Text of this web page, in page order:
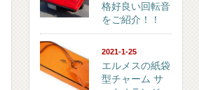
格好良い回転音
をご紹介！！
2021-1-25
エルメスの紙袋
型チャーム サ